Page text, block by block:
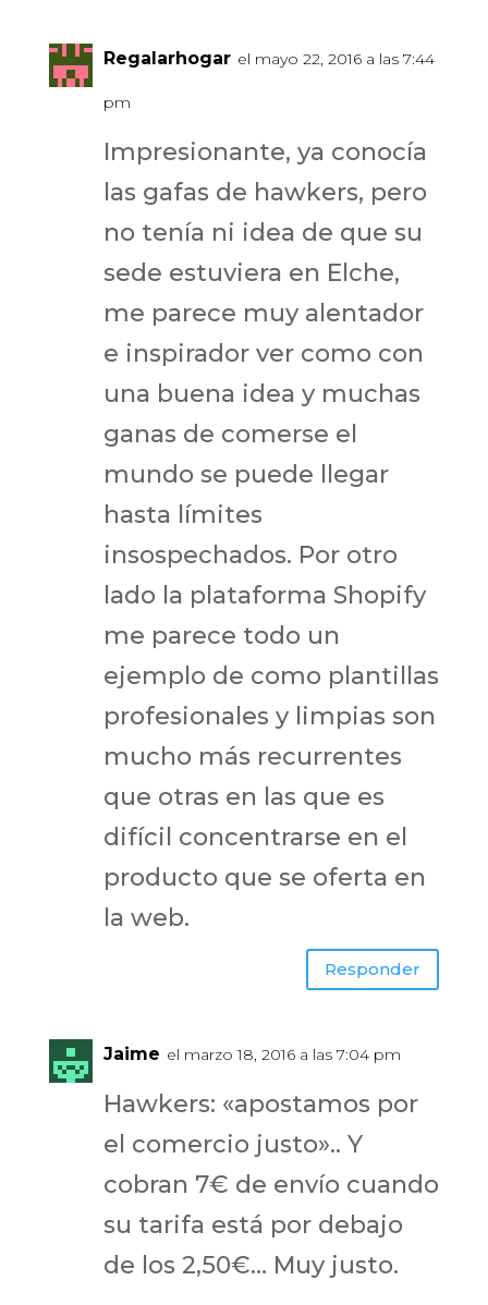
Regalarhogar el mayo 22, 2016 a las 7:44
pm
Impresionante, ya conocía
las gafas de hawkers, pero
no tenía ni idea de que su
sede estuviera en Elche,
me parece muy alentador
e inspirador ver como con
una buena idea y muchas
ganas de comerse el
mundo se puede llegar
hasta límites
insospechados. Por otro
lado la plataforma Shopify
me parece todo un
ejemplo de como plantillas
profesionales y limpias son
mucho más recurrentes
que otras en las que es
difícil concentrarse en el
producto que se oferta en
la web.
Responder
Jaime el marzo 18, 2016 a las 7:04 pm
Hawkers: «apostamos por
el comercio justo».. Y
cobran 7€ de envío cuando
su tarifa está por debajo
de los 2,50€… Muy justo.